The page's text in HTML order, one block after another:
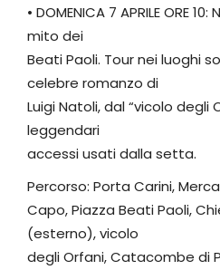
• DOMENICA 7 APRILE ORE 10:
mito dei
Beati Paoli. Tour nei luoghi
celebre romanzo di
Luigi Natoli, dal “vicolo degli
leggendari
accessi usati dalla setta.
Percorso: Porta Carini,
Capo, Piazza Beati Paoli,
(esterno), vicolo
degli Orfani, Catacombe di